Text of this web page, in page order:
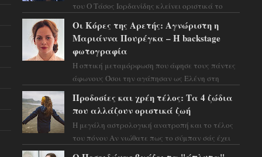
του Ο Τάσος Ιορδανίδης κλείνει οριστικά το
Μόνο» ...
Οι Κόρες της Αρετής: Αγνώριστη η
Μαριάννα Πουρέγκα – H backstage
φωτογραφία
Η οπτική μεταμόρφωση που άφησε τους πάντες
άφωνους Όσοι την αγάπησαν ως Ελένη στη
προετοιμαστο...
Προδοσίες και χρέη τέλος: Τα 4 ζώδια
που αλλάζουν οριστικά ζωή
Η μεγάλη αστρολογική ανατροπή και το τέλος
του πόνου Αν νιώθατε πως το σύμπαν σάς έχει